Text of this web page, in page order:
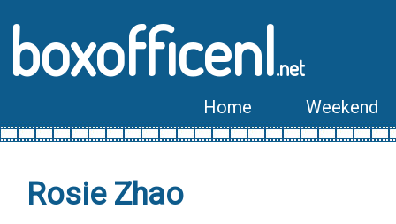
boxofficenl.net
Home Weekend
Rosie Zhao